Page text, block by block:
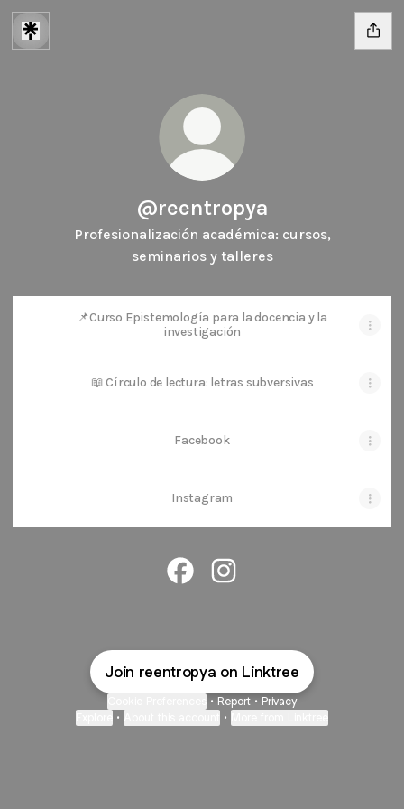
@reentropya
Profesionalización académica: cursos,
seminarios y talleres
📌Curso Epistemología para la docencia y la
investigación
📖 Círculo de lectura: letras subversivas
Facebook
Instagram
Join reentropya on Linktree
• Report • Privacy
• •